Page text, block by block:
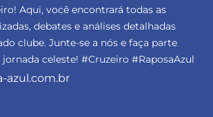
Aqui, você encontrará todas as
debates e análises detalhadas
clube. Junte-se a nós e faça parte
celeste! #Cruzeiro #RaposaAzul
azul.com.br